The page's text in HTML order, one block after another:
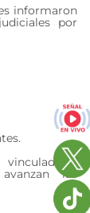
informaron
por
vinculado a
las